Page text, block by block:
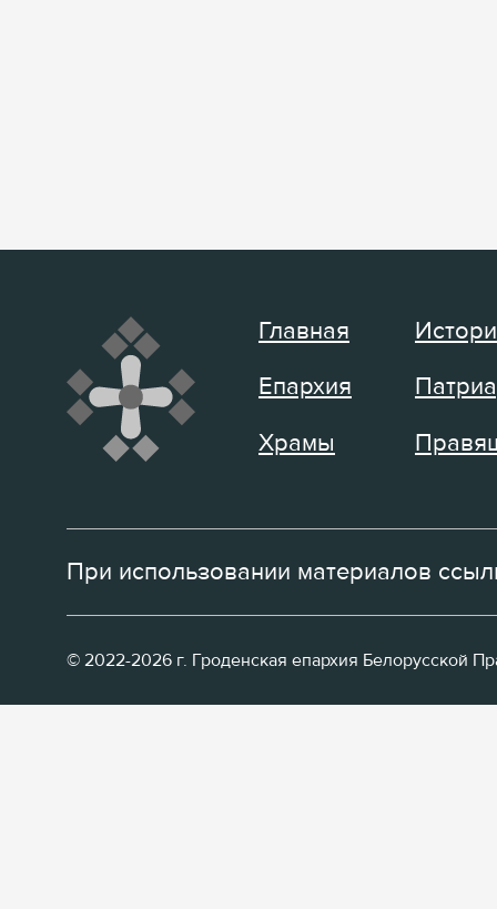
Главная
Епархия
Храмы
При использовании материалов
© 2022-2026 г. Гроденская епархия Белорусской